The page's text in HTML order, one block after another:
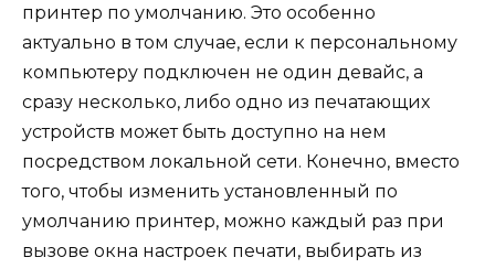
принтер по умолчанию. Это особенно
актуально в том случае, если к персональному
компьютеру подключен не один девайс, а
сразу несколько, либо одно из печатающих
устройств может быть доступно на нем
посредством локальной сети. Конечно, вместо
того, чтобы изменить установленный по
умолчанию принтер, можно каждый раз при
вызове окна настроек печати, выбирать из